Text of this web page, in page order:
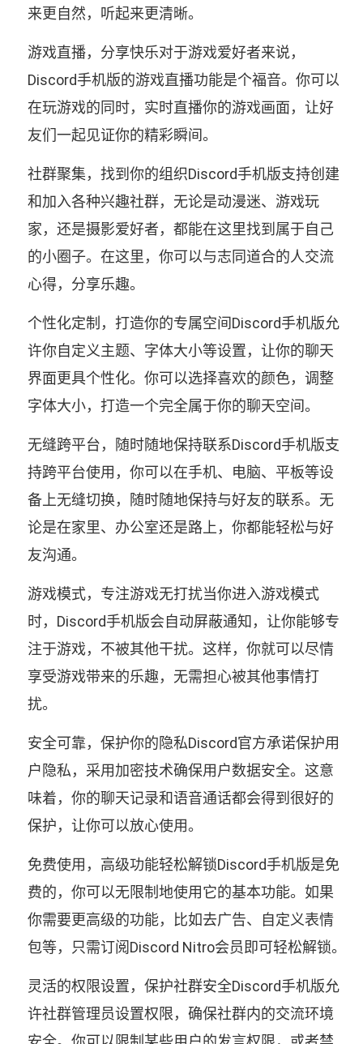
来更自然，听起来更清晰。
游戏直播，分享快乐对于游戏爱好者来说，
Discord手机版的游戏直播功能是个福音。你可以
在玩游戏的同时，实时直播你的游戏画面，让好
友们一起见证你的精彩瞬间。
社群聚集，找到你的组织Discord手机版支持创建
和加入各种兴趣社群，无论是动漫迷、游戏玩
家，还是摄影爱好者，都能在这里找到属于自己
的小圈子。在这里，你可以与志同道合的人交流
心得，分享乐趣。
个性化定制，打造你的专属空间Discord手机版允
许你自定义主题、字体大小等设置，让你的聊天
界面更具个性化。你可以选择喜欢的颜色，调整
字体大小，打造一个完全属于你的聊天空间。
无缝跨平台，随时随地保持联系Discord手机版支
持跨平台使用，你可以在手机、电脑、平板等设
备上无缝切换，随时随地保持与好友的联系。无
论是在家里、办公室还是路上，你都能轻松与好
友沟通。
游戏模式，专注游戏无打扰当你进入游戏模式
时，Discord手机版会自动屏蔽通知，让你能够专
注于游戏，不被其他干扰。这样，你就可以尽情
享受游戏带来的乐趣，无需担心被其他事情打
扰。
安全可靠，保护你的隐私Discord官方承诺保护用
户隐私，采用加密技术确保用户数据安全。这意
味着，你的聊天记录和语音通话都会得到很好的
保护，让你可以放心使用。
免费使用，高级功能轻松解锁Discord手机版是免
费的，你可以无限制地使用它的基本功能。如果
你需要更高级的功能，比如去广告、自定义表情
包等，只需订阅Discord Nitro会员即可轻松解锁。
灵活的权限设置，保护社群安全Discord手机版允
许社群管理员设置权限，确保社群内的交流环境